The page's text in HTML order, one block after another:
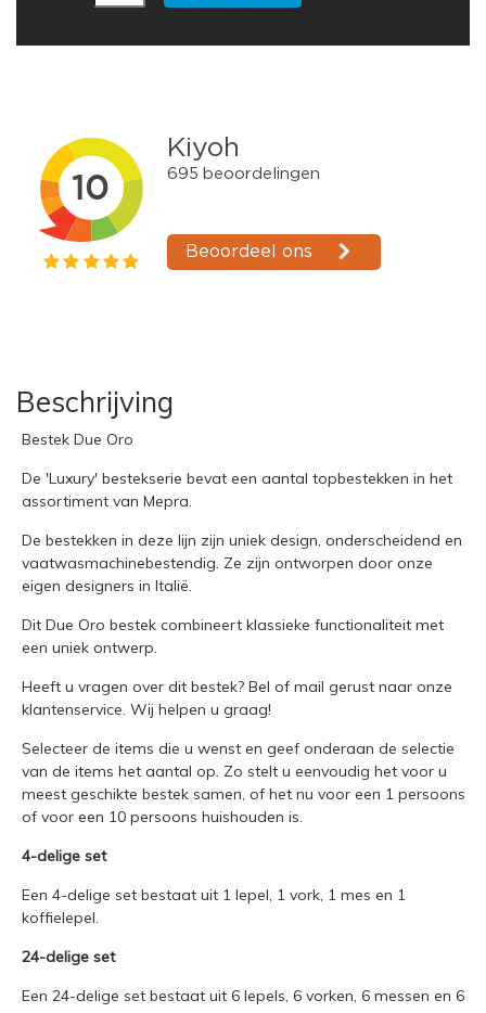
Beschrijving
Bestek Due Oro
De 'Luxury' bestekserie bevat een aantal topbestekken in het
assortiment van Mepra.
De bestekken in deze lijn zijn uniek design, onderscheidend en
vaatwasmachinebestendig. Ze zijn ontworpen door onze
eigen designers in Italië.
Dit Due Oro bestek combineert klassieke functionaliteit met
een uniek ontwerp.
Heeft u vragen over dit bestek? Bel of mail gerust naar onze
klantenservice. Wij helpen u graag!
Selecteer de items die u wenst en geef onderaan de selectie
van de items het aantal op. Zo stelt u eenvoudig het voor u
meest geschikte bestek samen, of het nu voor een 1 persoons
of voor een 10 persoons huishouden is.
4-delige set
Een 4-delige set bestaat uit 1 lepel, 1 vork, 1 mes en 1
koffielepel.
24-delige set
Een 24-delige set bestaat uit 6 lepels, 6 vorken, 6 messen en 6